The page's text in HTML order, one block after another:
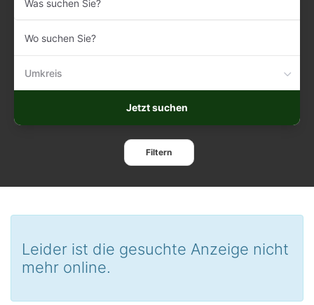
suchen
Sie?
suchen
Umkreis
Jetzt suchen
Filtern
Leider ist die gesuchte Anzeige nicht
mehr online.